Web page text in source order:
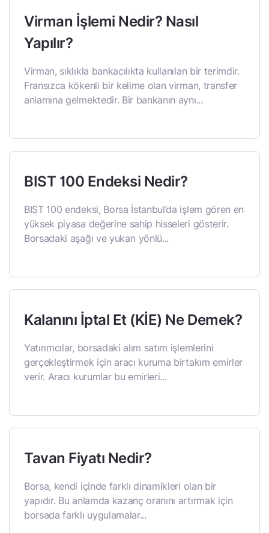
Virman İşlemi Nedir? Nasıl
Yapılır?
Virman, sıklıkla bankacılıkta kullanılan bir terimdir.
Fransızca kökenli bir kelime olan virman, transfer
anlamına gelmektedir. Bir bankanın aynı...
BIST 100 Endeksi Nedir?
BIST 100 endeksi, Borsa İstanbul’da işlem gören en
yüksek piyasa değerine sahip hisseleri gösterir.
Borsadaki aşağı ve yukarı yönlü...
Kalanını İptal Et (KİE) Ne Demek?
Yatırımcılar, borsadaki alım satım işlemlerini
gerçekleştirmek için aracı kuruma birtakım emirler
verir. Aracı kurumlar bu emirleri...
Tavan Fiyatı Nedir?
Borsa, kendi içinde farklı dinamikleri olan bir
yapıdır. Bu anlamda kazanç oranını artırmak için
borsada farklı uygulamalar...